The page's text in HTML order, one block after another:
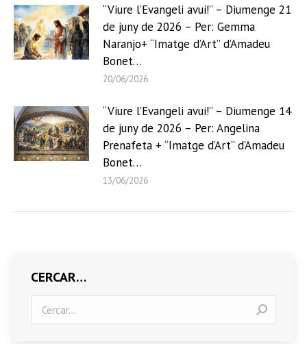
“Viure l’Evangeli avui!” – Diumenge 21
de juny de 2026 – Per: Gemma
Naranjo+ “Imatge d’Art” d’Amadeu
Bonet…
20/06/2026
“Viure l’Evangeli avui!” – Diumenge 14
de juny de 2026 – Per: Angelina
Prenafeta + “Imatge d’Art” d’Amadeu
Bonet…
13/06/2026
CERCAR…